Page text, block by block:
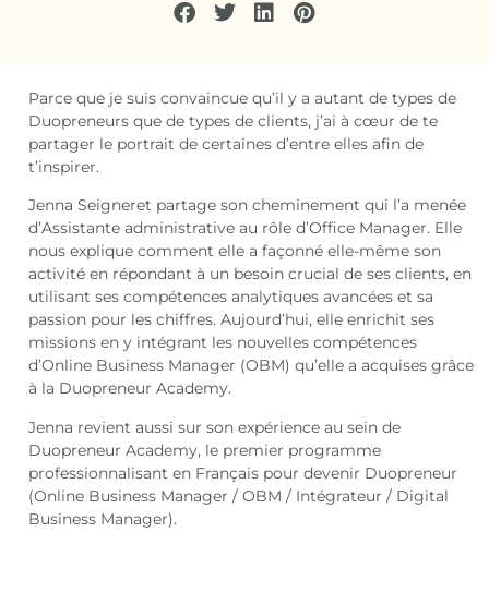
Parce que je suis convaincue qu’il y a autant de types de
Duopreneurs que de types de clients, j’ai à cœur de te
partager le portrait de certaines d’entre elles afin de
t’inspirer.
Jenna Seigneret partage son cheminement qui l’a menée
d’Assistante administrative au rôle d’Office Manager. Elle
nous explique comment elle a façonné elle-même son
activité en répondant à un besoin crucial de ses clients, en
utilisant ses compétences analytiques avancées et sa
passion pour les chiffres. Aujourd’hui, elle enrichit ses
missions en y intégrant les nouvelles compétences
d’Online Business Manager (OBM) qu’elle a acquises grâce
à la Duopreneur Academy.
Jenna revient aussi sur son expérience au sein de
Duopreneur Academy, le premier programme
professionnalisant en Français pour devenir Duopreneur
(Online Business Manager / OBM / Intégrateur / Digital
Business Manager).